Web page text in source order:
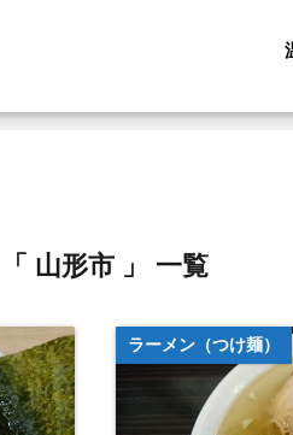
「 山形市 」 一覧
ラーメン（つけ麺）